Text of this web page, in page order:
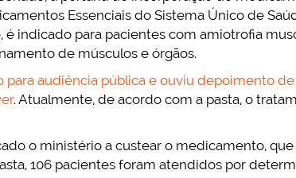
Essenciais do Sistema Único de
indicado para pacientes com amiotrofia
de músculos e órgãos.
para audiência pública e ouviu depoimento
. Atualmente, de acordo com a pasta, o
o ministério a custear o medicamento,
106 pacientes foram atendidos por